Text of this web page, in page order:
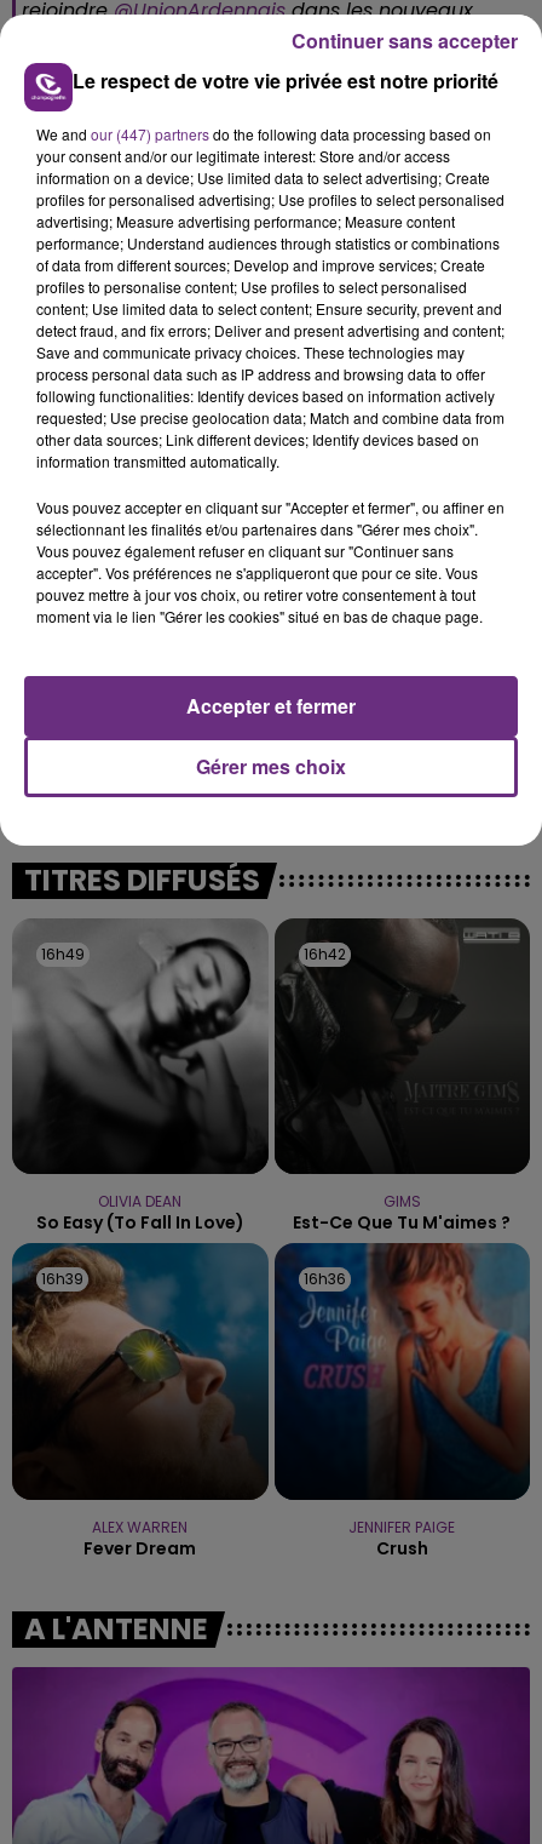
rejoindre@UnionArdennaisdans les nouveaux
�x܍
pic.twitter.com/ggzOqjpVgm
— champagnefm (@champagnefm)
FIL D'ACTUS
LA CENTRALE NUCLÉAIRE DE CHOOZ
TOUJOURS À L'ARRÊT
Cela fait déjà une semaine que la centrale
nucléaire ardennaise est à l'arrêt. Une situation
justifiée par la sécheresse intense qui est toujours
présente.
LE MAGASIN JOUÉCLUB DE REIMS FERME
C'était l'une des institutions du centre-ville
fermer ses portes.
TITRES DIFFUSÉS
16h49
16h49
OLIVIA DEAN
So Easy (to Fall In Love)
16h42
16h42
GIMS
Est-Ce Que Tu M'aimes ?
16h39
16h39
ALEX WARREN
Fever Dream
16h36
16h36
JENNIFER PAIGE
Crush
A L'ANTENNE
Le respect de votre vie privée est notre priorité
We and our (447) partnersdo the following data processing based on
your consent and/or our legitimate interest: Store and/or access
information on a device; Use limited data to select advertising; Create
profiles for personalised advertising; Use profiles to select personalised
advertising; Measure advertising performance; Measure content
performance; Understand audiences through statistics or combinations
of data from different sources; Develop and improve services; Create
profiles to personalise content; Use profiles to select personalised
content; Use limited data to select content; Ensure security, prevent and
detect fraud, and fix errors; Deliver and present advertising and content;
Save and communicate privacy choices. These technologies may
process personal data such as IP address and browsing data to offer
following functionalities: Identify devices based on information actively
requested; Use precise geolocation data; Match and combine data from
other data sources; Link different devices; Identify devices based on
information transmitted automatically.
Vous pouvez accepter en cliquant sur "Accepter et fermer", ou affiner en
sélectionnant les finalités et/ou partenaires dans "Gérer mes choix".
Vous pouvez également refuser en cliquant sur "Continuer sans
accepter". Vos préférences ne s'appliqueront que pour ce site. Vous
pouvez mettre à jour vos choix, ou retirer votre consentement à tout
moment via le lien "Gérer les cookies" situé en bas de chaque page.
Gérer mes choix
Accepter et fermer
Continuer sans accepter